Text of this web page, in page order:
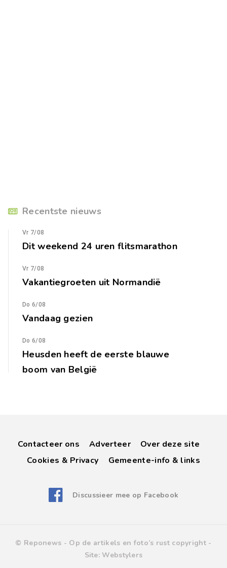
Recentste nieuws
Vr 7/08
Dit weekend 24 uren flitsmarathon
Vr 7/08
Vakantiegroeten uit Normandië
Do 6/08
Vandaag gezien
Do 6/08
Heusden heeft de eerste blauwe
boom van België
Contacteer ons Adverteer
Over deze site
Cookies & Privacy
Gemeente-info & links
Discussieer mee op Facebook
© Reponews - Op de artikels en foto’s rust copyright -
Site: Webstylers